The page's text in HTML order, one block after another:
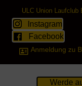
ULC Union Laufclub
Instagram
Facebook
Anmeldung zu
Werde